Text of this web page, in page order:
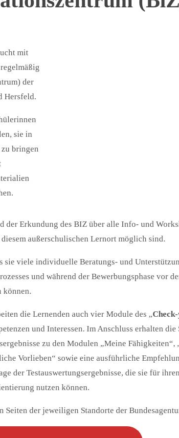
mit
der
Hersfeld.
sie in
bringen
der Erkundung des BIZ über alle Info- und
außerschulischen Lernort möglich sind.
sie viele individuelle Beratungs- und
und während der Bewerbungsphase vor
können.
die Lernenden auch vier Module des „
und Interessen. Im Anschluss erhalten die
zu den Modulen „Meine Fähigkeiten“,
Vorlieben“ sowie eine ausführliche
der Testauswertungsergebnisse, die sie für
nutzen können.
der jeweiligen Standorte der